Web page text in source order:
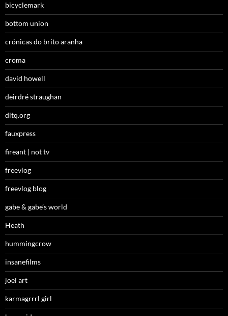
bicyclemark
bottom union
crónicas do brito aranha
croma
david howell
deirdré straughan
dltq.org
fauxpress
fireant | not tv
freevlog
freevlog blog
gabe & gabe’s world
Heath
hummingcrow
insanefilms
joel art
karmagrrrl girl